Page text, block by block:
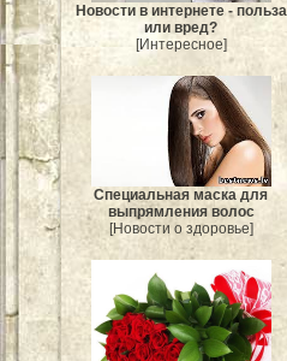
Новости в интернете - польза
или вред?
[Интересное]
Специальная маска для
выпрямления волос
[Новости о здоровье]